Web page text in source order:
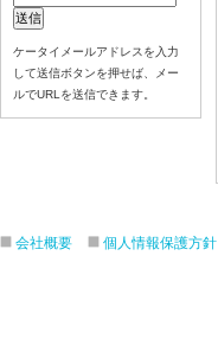
ケータイメールアドレスを入力
して送信ボタンを押せば、メー
ルでURLを送信できます。
会社概要 個人情報保護方針